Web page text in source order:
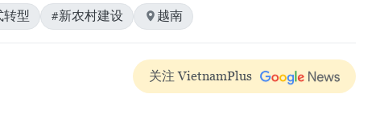
转型 #新农村建设 越南
关注 VietnamPlus